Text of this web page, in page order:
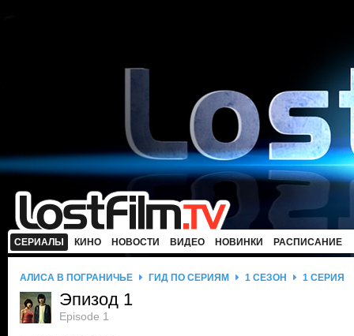
СЕРИАЛЫ КИНО НОВОСТИ ВИДЕО НОВИНКИ РАСПИСАНИЕ
АЛИСА В ПОГРАНИЧЬЕ ГИД ПО СЕРИЯМ 1 СЕЗОН 1 СЕРИЯ
Эпизод 1
Episode 1